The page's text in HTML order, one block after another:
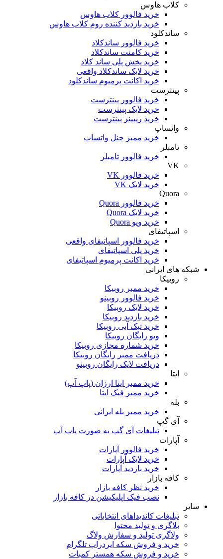
کلاب هاوس
خرید فالوور کلاب هاوس
خرید بازدید کننده روم کلاب هاوس
ساندکلود
خرید فالوور ساندکلاد
خرید کامنت ساندکلاد
خرید پخش پلی ساند کلاد
خرید لایک ساندکلاد واقعی
خرید اکانت پرمیوم ساندکلود
پینترست
خرید فالوور پینترست
خرید لایک پینترست
خرید ریپینز پینترست
واتساپ
خرید ممبر چنل واتساپ
تامبلر
خرید فالوور تامبلر
VK
خرید فالوور VK
خرید لایک VK
Quora
خرید فالوور Quora
خرید لایک Quora
خرید ویو Quora
اسپاتیفای
خرید فالوور اسپاتیفای واقعی
خرید پلی اسپاتیفای
خرید اکانت پرمیوم اسپاتیفای
شبکه های ایرانی
روبیکا
خرید ممبر روبیکا
خرید فالوور روبینو
خرید لایک روبیکا
خرید بازدید روبیکا
خرید تیک آبی روبیکا
ویو رایگان روبیکا
خرید شماره مجازی روبیکا
دریافت ممبر رایگان روبیکا
دریافت لایک رایگان روبینو
ایتا
خرید ممبر ایتا ارزان (پاپ آپ)
خرید ممبر فیک ایتا
بله
خرید ممبر بله ایرانی
آی گپ
تبلیغات آی گپ به صورت پاپ آپ
آپارات
خرید فالوور آپارات
خرید لایک آپارات
خرید بازدید آپارات
کافه بازار
خرید نظر کافه بازار
نصب فیک اپلیکیشن در کافه بازار
سایر
تبلیغات کاندیداهای انتخاباتی
بلاگری و تولید محتوا
ولاگری تولید و سفارش ولاگ
خرید و فروش سکه ایردراپ تلگرام
خرید و فروش سکه همستر کمبات